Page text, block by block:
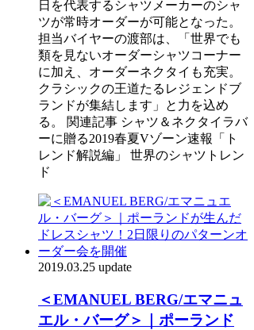
日を代表するシャツメーカーのシャ
ツが常時オーダーが可能となった。
担当バイヤーの渡部は、「世界でも
類を見ないオーダーシャツコーナー
に加え、オーダーネクタイも充実。
クラシックの王道たるレジェンドブ
ランドが集結します」と力を込め
る。 関連記事 シャツ＆ネクタイラバ
ーに贈る2019春夏Vゾーン速報「ト
レンド解説編」 世界のシャツトレン
ド
2019.03.25 update
＜EMANUEL BERG/エマニュ
エル・バーグ＞｜ポーランド